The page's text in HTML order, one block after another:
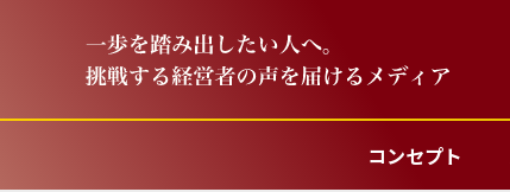
コンセプト